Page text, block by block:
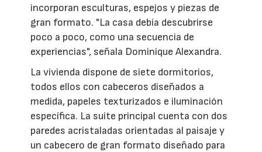
incorporan esculturas, espejos y piezas de
gran formato. "La casa debía descubrirse
poco a poco, como una secuencia de
experiencias", señala Dominique Alexandra.
La vivienda dispone de siete dormitorios,
todos ellos con cabeceros diseñados a
medida, papeles texturizados e iluminación
específica. La suite principal cuenta con dos
paredes acristaladas orientadas al paisaje y
un cabecero de gran formato diseñado para